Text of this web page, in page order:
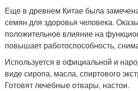
Еще в древнем Китае была
семян для здоровья человека.
положительное влияние на
повышает работоспособность,
Используется в официальной и
виде сиропа, масла, спиртового
Готовят лечебные отвары, настои.